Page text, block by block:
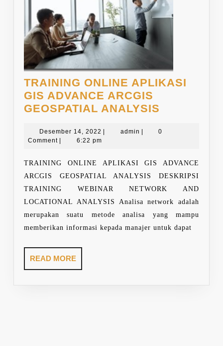
TRAINING ONLINE APLIKASI
GIS ADVANCE ARCGIS
GEOSPATIAL ANALYSIS
APLIKASI
ADVANCE
ARCGIS
ANALYSIS
Desember 14, 2022 Desember
14,
admin admin0
Comment
6:22 pm
TRAINING ONLINE APLIKASI GIS ADVANCE
ARCGIS GEOSPATIAL ANALYSIS DESKRIPSI
TRAINING WEBINAR NETWORK AND
LOCATIONAL ANALYSIS Analisa network adalah
merupakan suatu metode analisa yang mampu
memberikan informasi kepada manajer untuk dapat
READ MOREREAD
MORE